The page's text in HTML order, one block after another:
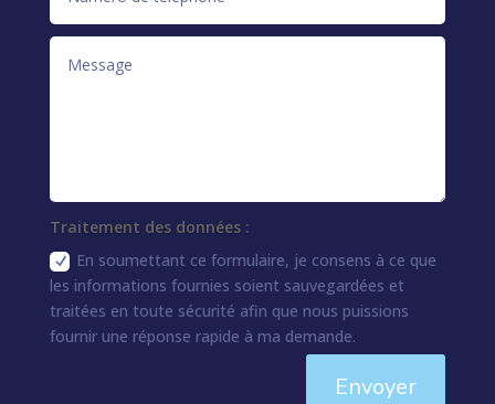
Traitement des données :
En soumettant ce formulaire, je consens à ce que
les informations fournies soient sauvegardées et
traitées en toute sécurité afin que nous puissions
fournir une réponse rapide à ma demande.
Envoyer